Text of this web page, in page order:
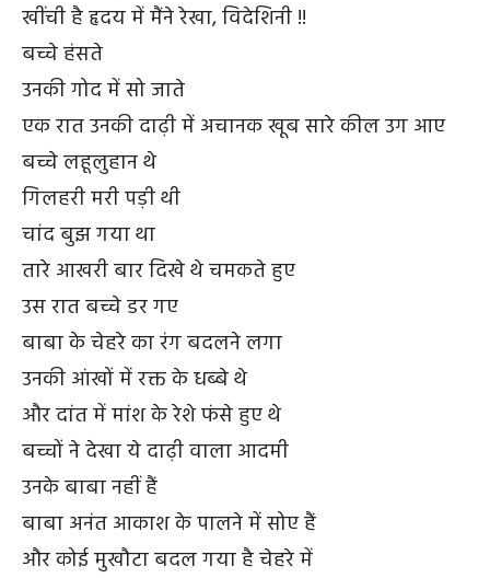
खींची है हृदय में मैंने रेखा, विदेशिनी !!
बच्चे हंसते
उनकी गोद में सो जाते
एक रात उनकी दाढ़ी में अचानक खूब सारे कील उग आए
बच्चे लहूलुहान थे
गिलहरी मरी पड़ी थी
चांद बुझ गया था
तारे आखरी बार दिखे थे चमकते हुए
उस रात बच्चे डर गए
बाबा के चेहरे का रंग बदलने लगा
उनकी आंखों में रक्त के धब्बे थे
और दांत में मांश के रेशे फंसे हुए थे
बच्चों ने देखा ये दाढ़ी वाला आदमी
उनके बाबा नहीं हैं
बाबा अनंत आकाश के पालने में सोए हैं
और कोई मुखौटा बदल गया है चेहरे में